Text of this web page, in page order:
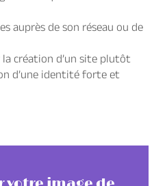
auprès de son réseau ou de
la création d’un site plutôt
d’une identité forte et